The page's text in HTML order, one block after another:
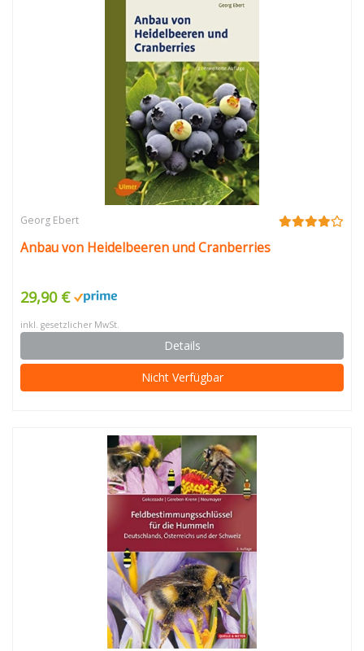
Georg Ebert
Anbau von Heidelbeeren und Cranberries
29,90 €
inkl. gesetzlicher MwSt.
Details
Nicht Verfügbar